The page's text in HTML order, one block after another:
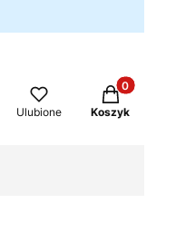
Ulubione
Produkty w
Koszyk